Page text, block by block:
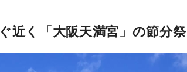
く「大阪天満宮」の節分祭